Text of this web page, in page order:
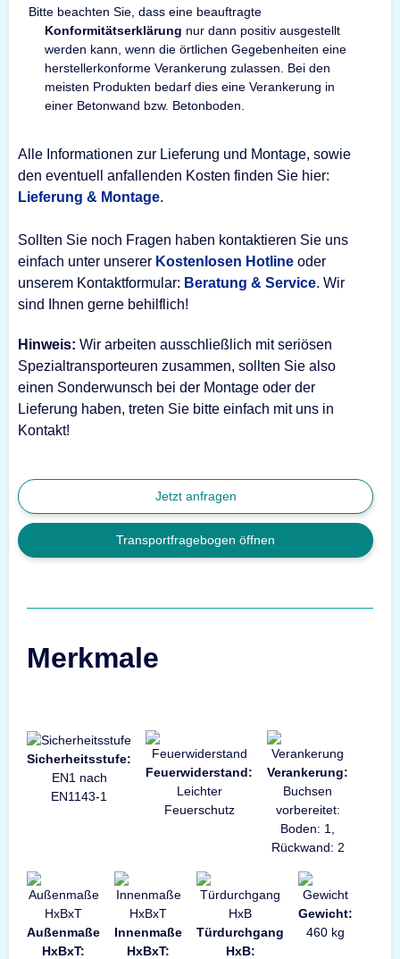
Bitte beachten Sie, dass eine beauftragte
Konformitätserklärung nur dann positiv ausgestellt
werden kann, wenn die örtlichen Gegebenheiten eine
herstellerkonforme Verankerung zulassen. Bei den
meisten Produkten bedarf dies eine Verankerung in
einer Betonwand bzw. Betonboden.
Alle Informationen zur Lieferung und Montage, sowie
den eventuell anfallenden Kosten finden Sie hier:
Lieferung & Montage.
Sollten Sie noch Fragen haben kontaktieren Sie uns
einfach unter unserer Kostenlosen Hotline oder
unserem Kontaktformular: Beratung & Service. Wir
sind Ihnen gerne behilflich!
Hinweis: Wir arbeiten ausschließlich mit seriösen
Spezialtransporteuren zusammen, sollten Sie also
einen Sonderwunsch bei der Montage oder der
Lieferung haben, treten Sie bitte einfach mit uns in
Kontakt!
Jetzt anfragen
Transportfragebogen öffnen
Merkmale
Sicherheitsstufe:
EN1 nach
EN1143-1
Feuerwiderstand:
Leichter
Feuerschutz
Verankerung:
Buchsen
vorbereitet:
Boden: 1,
Rückwand: 2
Außenmaße
HxBxT:
Innenmaße
HxBxT:
Türdurchgang
HxB:
Gewicht:
460 kg